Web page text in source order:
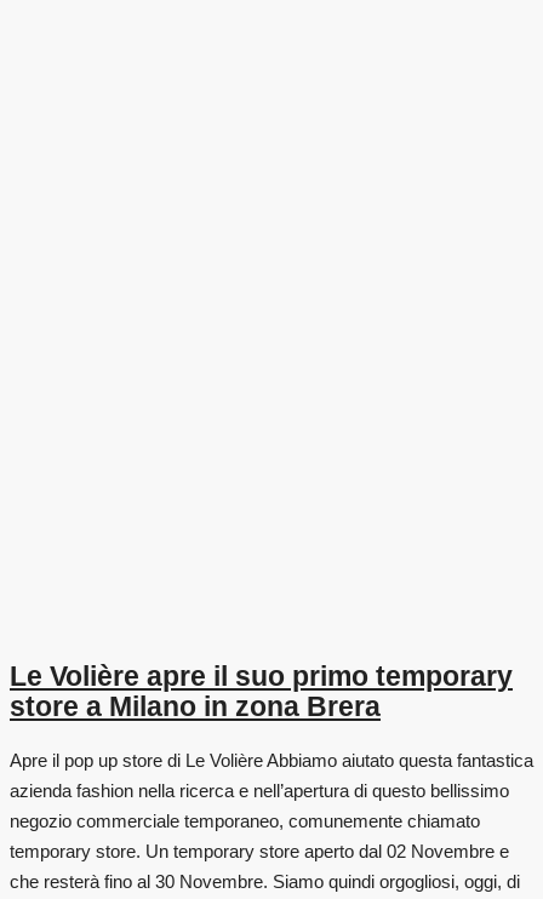
Le Volière apre il suo primo temporary
store a Milano in zona Brera
Apre il pop up store di Le Volière Abbiamo aiutato questa fantastica
azienda fashion nella ricerca e nell’apertura di questo bellissimo
negozio commerciale temporaneo, comunemente chiamato
temporary store. Un temporary store aperto dal 02 Novembre e
che resterà fino al 30 Novembre. Siamo quindi orgogliosi, oggi, di